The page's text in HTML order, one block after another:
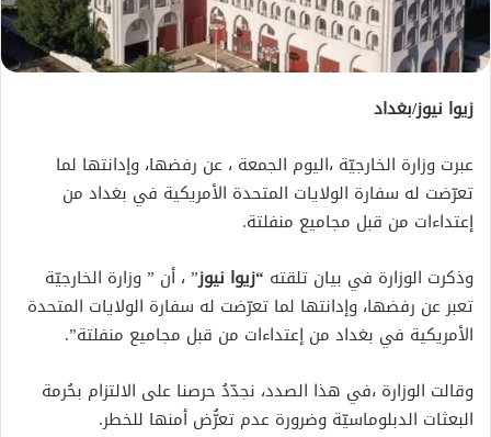
زيوا نيوز/بغداد
عبرت وزارة الخارجيّة ،اليوم الجمعة ، عن رفضها، وإدانتها لما
تعرّضت له سفارة الولايات المتحدة الأمريكية في بغداد من
إعتداءات من قبل مجاميع منفلتة.
وذكرت الوزارة في بيان تلقته “زيوا نيوز” ، أن ” وزارة الخارجيّة
تعبر عن رفضها، وإدانتها لما تعرّضت له سفارة الولايات المتحدة
الأمريكية في بغداد من إعتداءات من قبل مجاميع منفلتة”.
وقالت الوزارة ،في هذا الصدد، نجدّدُ حرصنا على الالتزام بحُرمة
البعثات الدبلوماسيّة وضرورة عدم تعرُّض أمنها للخطر.